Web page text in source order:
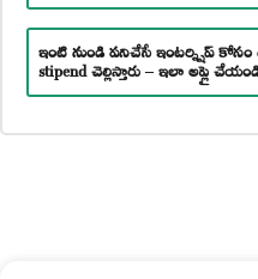
ఇంటి నుండి పనిచేసే ఇంటర్న్షిప్
stipend చెల్లిస్తారు – ఇలా అప్లై